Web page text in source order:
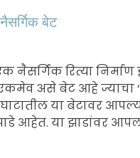
बेट
नैसर्गिक रित्या
एकमेव असे बेट आहे ज्याचा
या बेटावर
आहेत. या झाडांवर